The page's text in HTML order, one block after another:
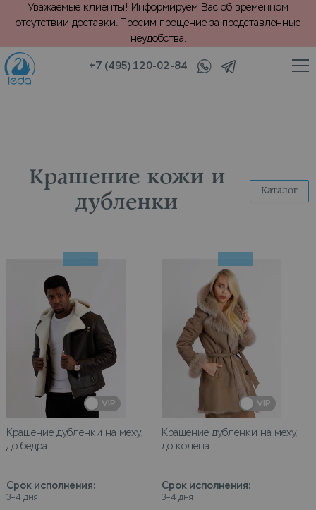
Уважаемые клиенты! Информируем Вас об временном
отсутствии доставки. Просим прощение за представленные
неудобства.
+7 (495) 120-02-84
Главная
Крашение кожи и
дубленки
Каталог
VIP
Крашение дубленки на меху,
до бедра
Срок исполнения:
3–4 дня
VIP
Крашение дубленки на меху,
до колена
Срок исполнения:
3–4 дня